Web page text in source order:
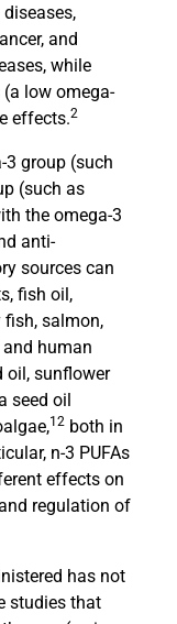
and
while
(a low omega-
effects.2
3 group (such
(such as
the omega-3
anti-
sources can
fish oil,
fish, salmon,
human
oil, sunflower
seed oil
12 both in
n-3 PUFAs
effects on
regulation of
has not
studies that